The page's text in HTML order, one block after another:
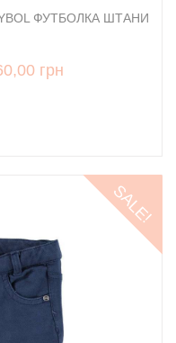
ФУТБОЛКА ШТАНИ
грн
SALE!